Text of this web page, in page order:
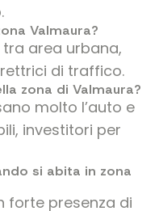
Valmaura?
area urbana,
di traffico.
zona di Valmaura?
molto l’auto e
investitori per
si abita in zona
forte presenza di